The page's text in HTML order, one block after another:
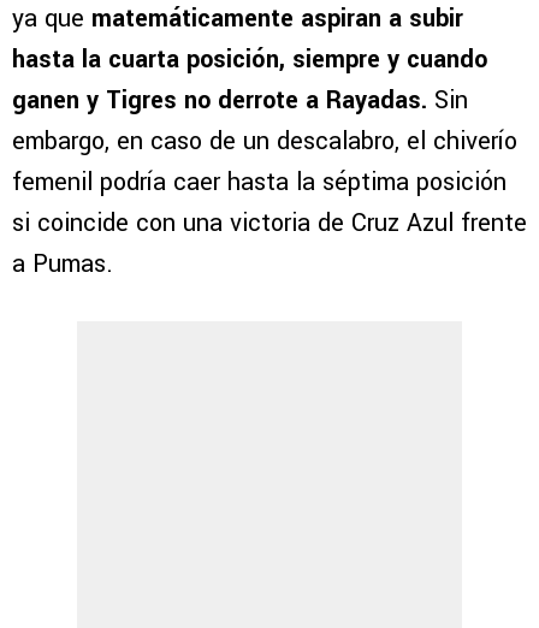
ya que matemáticamente aspiran a subir
hasta la cuarta posición, siempre y cuando
ganen y Tigres no derrote a Rayadas. Sin
embargo, en caso de un descalabro, el chiverío
femenil podría caer hasta la séptima posición
si coincide con una victoria de Cruz Azul frente
a Pumas.